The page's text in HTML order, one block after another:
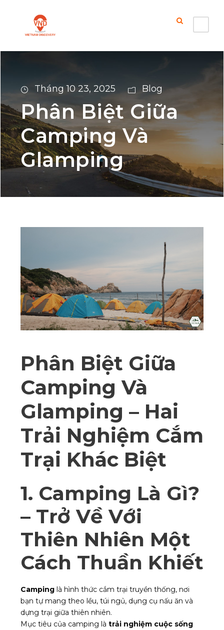
Tháng 10 23, 2025 Blog
Phân Biệt Giữa
Camping Và
Glamping
Phân Biệt Giữa
Camping Và
Glamping – Hai
Trải Nghiệm Cắm
Trại Khác Biệt
1. Camping Là Gì?
– Trở Về Với
Thiên Nhiên Một
Cách Thuần Khiết
Camping là hình thức cắm trại truyền thống, nơi
bạn tự mang theo lều, túi ngủ, dụng cụ nấu ăn và
dựng trại giữa thiên nhiên.
Mục tiêu của camping là trải nghiệm cuộc sống